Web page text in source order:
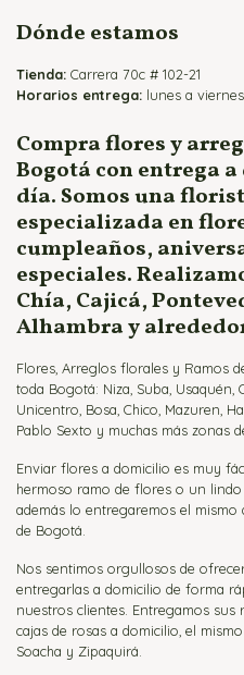
Arreglos para Hombres
Flores Fúnebres
Flores para Matrimonio
Flores para Nacimientos
Ramos para Aniversario
Arreglos con Orquídeas
Dónde estamos
Tienda: Carrera 70c # 102-21
Horarios entrega: lunes a
Compra flores y
Bogotá con entrega
día. Somos una
especializada en
cumpleaños,
especiales.
Chía, Cajicá,
Alhambra y
Flores, Arreglos florales y Ramos
toda Bogotá: Niza, Suba, Usaquén,
Unicentro, Bosa, Chico, Mazuren,
Pablo Sexto y muchas más zonas
Enviar flores a domicilio es muy
hermoso ramo de flores o un lindo
además lo entregaremos el
de Bogotá.
Nos sentimos orgullosos de
entregarlas a domicilio de forma
nuestros clientes. Entregamos
cajas de rosas a domicilio, el
Soacha y Zipaquirá.